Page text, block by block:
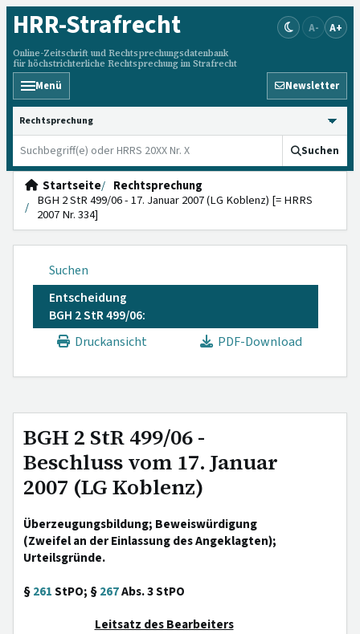
HRR-Strafrecht
Online-Zeitschrift und Rechtsprechungsdatenbank
für höchstrichterliche Rechtsprechung im Strafrecht
A- A+
Menü Newsletter
HRRS durchsuchen
Suchen
Startseite
Rechtsprechung
BGH 2 StR 499/06 - 17. Januar 2007 (LG Koblenz) [= HRRS
2007 Nr. 334]
Suchen
Entscheidung
BGH 2 StR 499/06:
Druckansicht
PDF-Download
BGH 2 StR 499/06 -
Beschluss vom 17. Januar
2007 (LG Koblenz)
Überzeugungsbildung; Beweiswürdigung
(Zweifel an der Einlassung des Angeklagten);
Urteilsgründe.
§261StPO; §267Abs. 3 StPO
Leitsatz des Bearbeiters